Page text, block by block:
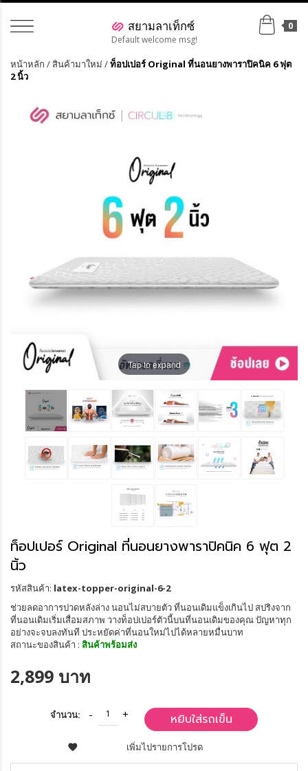
Default welcome msg!
0
หน้าหลัก / สินค้ามาใหม่ /ท็อปเปอร์ Original ที่นอนยางพาราปิคนิค 6 ฟุต
2 นิ้ว
Tap to expand
ท็อปเปอร์ Original ที่นอนยางพาราปิคนิค 6 ฟุต 2
นิ้ว
รหัสสินค้า: latex-topper-original-6-2
ช่วยลดอาการปวดหลังล่าง นอนไม่สบายตัว ที่นอนเดิมแข็งเกินไป สปริงจาก
ที่นอนเดิมเริ่มเสื่อมสภาพ วางท็อปเปอร์ตัวนี้บนที่นอนเดิมของคุณ ปัญหาทุก
อย่างจะจบลงทันที ประหยัดค่าที่นอนใหม่ไปได้หลายหมื่นบาท
สถานะของสินค้า : สินค้าพร้อมส่ง
2,899 บาท
จำนวน: หยิบใส่รถเข็น
เพิ่มไปรายการโปรด